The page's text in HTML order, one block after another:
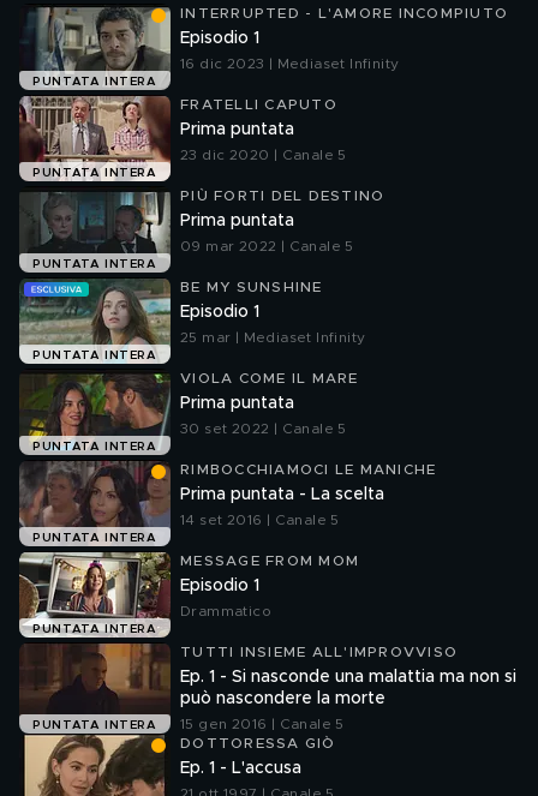
PUNTATA INTERA
INTERRUPTED - L'AMORE INCOMPIUTO
Episodio 1
16 dic 2023 | Mediaset Infinity
PUNTATA INTERA
FRATELLI CAPUTO
Prima puntata
23 dic 2020 | Canale 5
PUNTATA INTERA
PIÙ FORTI DEL DESTINO
Prima puntata
09 mar 2022 | Canale 5
PUNTATA INTERA
BE MY SUNSHINE
Episodio 1
25 mar | Mediaset Infinity
PUNTATA INTERA
VIOLA COME IL MARE
Prima puntata
30 set 2022 | Canale 5
PUNTATA INTERA
RIMBOCCHIAMOCI LE MANICHE
Prima puntata - La scelta
14 set 2016 | Canale 5
PUNTATA INTERA
MESSAGE FROM MOM
Episodio 1
Drammatico
PUNTATA INTERA
TUTTI INSIEME ALL'IMPROVVISO
Ep. 1 - Si nasconde una malattia ma non si
può nascondere la morte
15 gen 2016 | Canale 5
DOTTORESSA GIÒ
Ep. 1 - L'accusa